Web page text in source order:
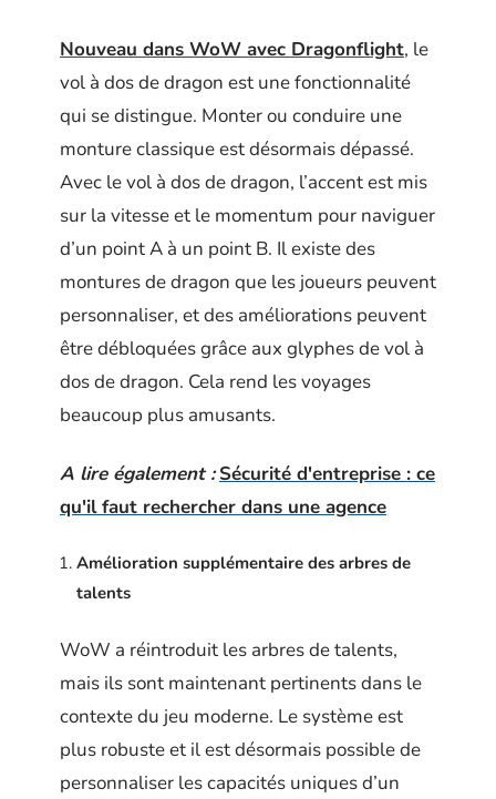
Nouveau dans WoW avec Dragonflight, le
vol à dos de dragon est une fonctionnalité
qui se distingue. Monter ou conduire une
monture classique est désormais dépassé.
Avec le vol à dos de dragon, l’accent est mis
sur la vitesse et le momentum pour naviguer
d’un point A à un point B. Il existe des
montures de dragon que les joueurs peuvent
personnaliser, et des améliorations peuvent
être débloquées grâce aux glyphes de vol à
dos de dragon. Cela rend les voyages
beaucoup plus amusants.
A lire également : Sécurité d'entreprise : ce
qu'il faut rechercher dans une agence
Amélioration supplémentaire des arbres de
talents
WoW a réintroduit les arbres de talents,
mais ils sont maintenant pertinents dans le
contexte du jeu moderne. Le système est
plus robuste et il est désormais possible de
personnaliser les capacités uniques d’un